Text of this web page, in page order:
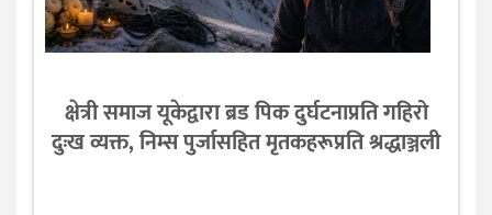
क्षेत्री समाज यूकेद्वारा ब्रड पिक दुर्घटनाप्रति गहिरो
दुःख व्यक्त, निम्स पुर्जासहित मृतकहरूप्रति श्रद्धाञ्जली